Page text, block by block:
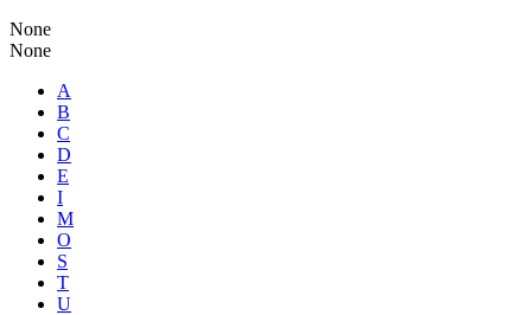
None
None
A
B
C
D
E
I
M
O
S
T
U